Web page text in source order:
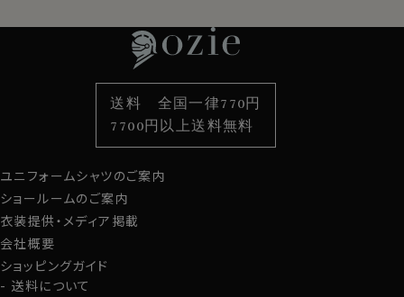
袖・カフス型から選ぶ
色から選ぶ
柄から選ぶ
スタイルから選ぶ
カジュアルシャツ
定番シャツ
カフスボタン
サスペンダー
財布・名刺入れ
バッグ
ストール・マフラー
グローブ
ユニフォームシャツのご案内
ショールームのご案内
衣装提供・メディア掲載
会社概要
ショッピングガイド
送料について
送料 全国一律770円
7700円以上送料無料